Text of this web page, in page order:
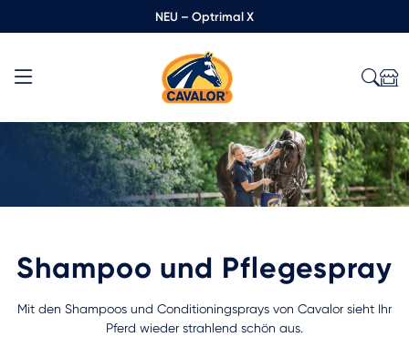
NEU – Optrimal X
Shampoo und Pflegespray
Mit den Shampoos und Conditioningsprays von Cavalor sieht Ihr
Pferd wieder strahlend schön aus.